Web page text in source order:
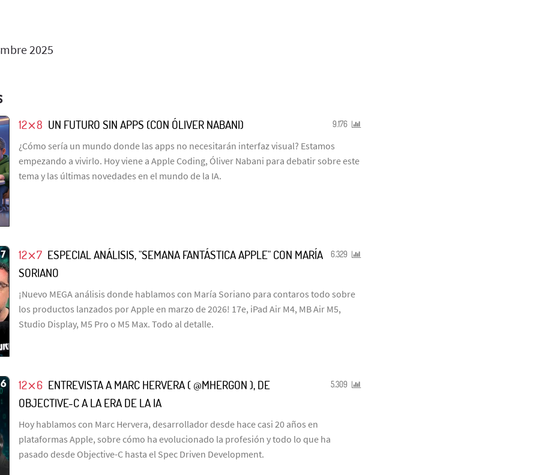
2025
9.176
12⨯8 UN FUTURO SIN APPS (CON ÓLIVER NABANI)
¿Cómo sería un mundo donde las apps no necesitarán interfaz visual? Estamos
empezando a vivirlo. Hoy viene a Apple Coding, Óliver Nabani para debatir sobre este
tema y las últimas novedades en el mundo de la IA.
6.329
12⨯7 ESPECIAL ANÁLISIS, "SEMANA FANTÁSTICA APPLE" CON MARÍA
SORIANO
¡Nuevo MEGA análisis donde hablamos con María Soriano para contaros todo sobre
los productos lanzados por Apple en marzo de 2026! 17e, iPad Air M4, MB Air M5,
Studio Display, M5 Pro o M5 Max. Todo al detalle.
5.309
12⨯6 ENTREVISTA A MARC HERVERA ( @MHERGON ), DE
OBJECTIVE-C A LA ERA DE LA IA
Hoy hablamos con Marc Hervera, desarrollador desde hace casi 20 años en
plataformas Apple, sobre cómo ha evolucionado la profesión y todo lo que ha
pasado desde Objective-C hasta el Spec Driven Development.